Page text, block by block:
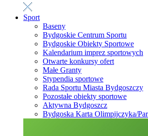
Sport
Baseny
Bydgoskie Centrum Sportu
Bydgoskie Obiekty Sportowe
Kalendarium imprez sportowych
Otwarte konkursy ofert
Małe Granty
Stypendia sportowe
Rada Sportu Miasta Bydgoszczy
Pozostałe obiekty sportowe
Aktywna Bydgoszcz
Bydgoska Karta Olimpijczyka/